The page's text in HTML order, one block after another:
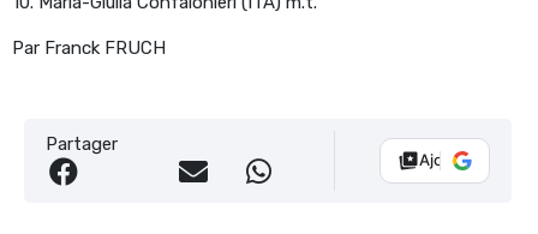
Par Franck FRUCH
Partager
Ajouter Vélo